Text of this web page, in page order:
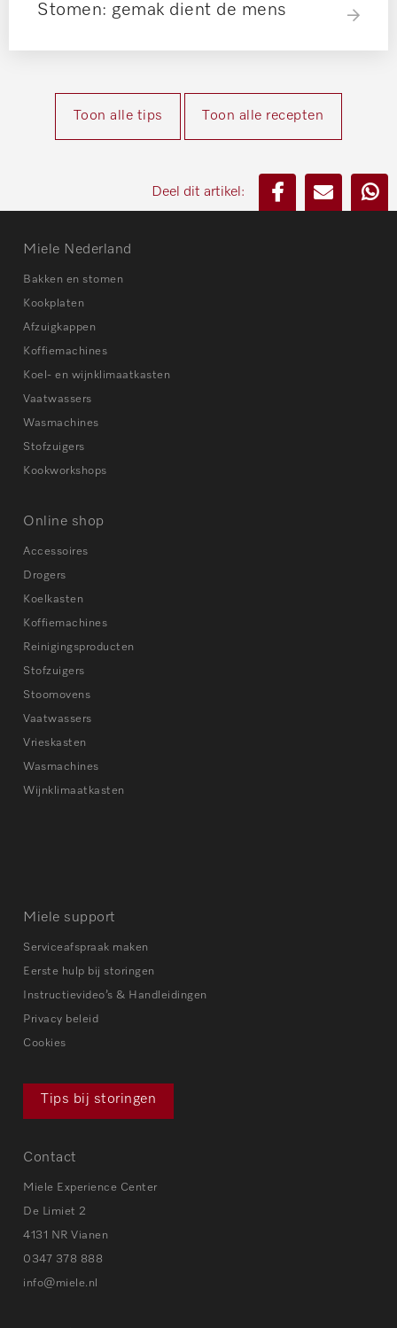
Stomen: gemak dient de mens
Toon alle tips Toon alle recepten
Deel dit artikel:
Miele Nederland
Bakken en stomen
Kookplaten
Afzuigkappen
Koffiemachines
Koel- en wijnklimaatkasten
Vaatwassers
Wasmachines
Stofzuigers
Kookworkshops
Online shop
Accessoires
Drogers
Koelkasten
Koffiemachines
Reinigingsproducten
Stofzuigers
Stoomovens
Vaatwassers
Vrieskasten
Wasmachines
Wijnklimaatkasten
Miele support
Serviceafspraak maken
Eerste hulp bij storingen
Instructievideo’s & Handleidingen
Privacy beleid
Cookies
Tips bij storingen
Contact
Miele Experience Center
De Limiet 2
4131 NR Vianen
0347 378 888
info@miele.nl